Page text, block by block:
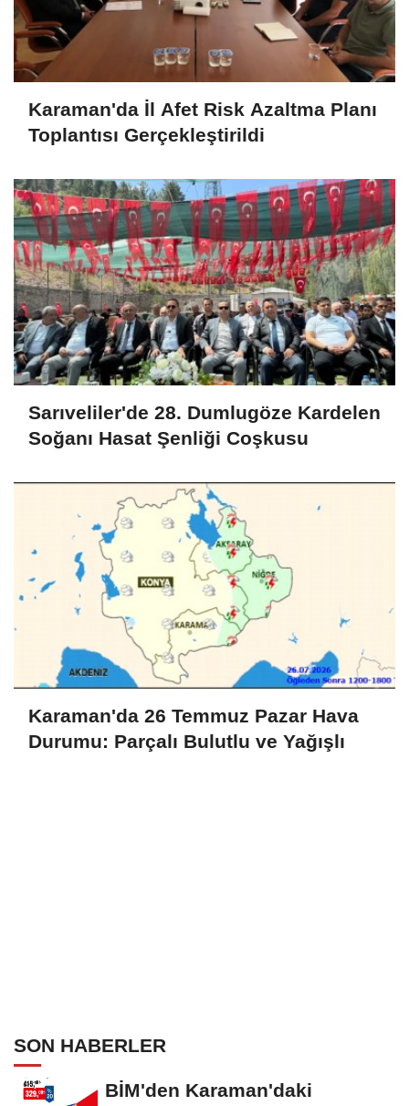
Karaman'da İl Afet Risk Azaltma Planı
Toplantısı Gerçekleştirildi
Sarıveliler'de 28. Dumlugöze Kardelen
Soğanı Hasat Şenliği Coşkusu
Karaman'da 26 Temmuz Pazar Hava
Durumu: Parçalı Bulutlu ve Yağışlı
SON HABERLER
BİM'den Karaman'daki